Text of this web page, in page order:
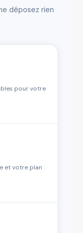
déposez rien
pour votre
et votre plan